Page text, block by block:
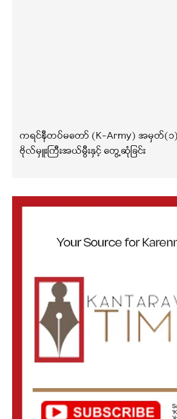
ကရင်နီတပ်မတော် (K-Army) အမှတ်(၁)
ဗိုလ်မှူးကြီးအယ်မွီးနှင့် တွေ့ဆုံခြင်း